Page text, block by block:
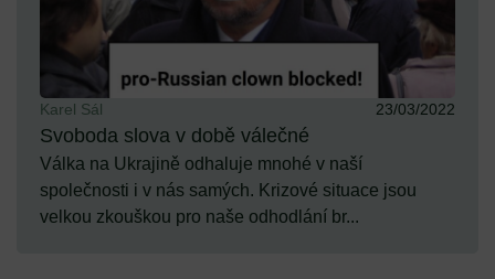
Karel Sál 23/03/2022
Svoboda slova v době válečné
Válka na Ukrajině odhaluje mnohé v naší
společnosti i v nás samých. Krizové situace jsou
velkou zkouškou pro naše odhodlání br...